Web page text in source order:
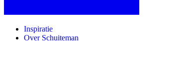
Inspiratie
Over Schuiteman